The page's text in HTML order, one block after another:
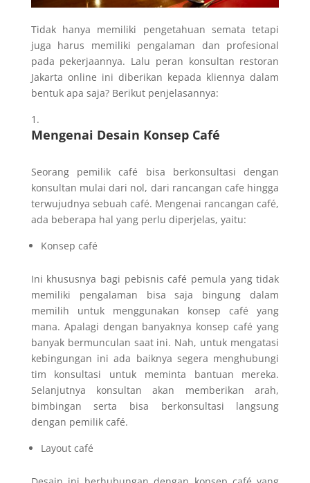
Tidak hanya memiliki pengetahuan semata tetapi
juga harus memiliki pengalaman dan profesional
pada pekerjaannya. Lalu peran konsultan restoran
Jakarta online ini diberikan kepada kliennya dalam
bentuk apa saja? Berikut penjelasannya:
Mengenai Desain Konsep Café
Seorang pemilik café bisa berkonsultasi dengan
konsultan mulai dari nol, dari rancangan cafe hingga
terwujudnya sebuah café. Mengenai rancangan café,
ada beberapa hal yang perlu diperjelas, yaitu:
Konsep café
Ini khususnya bagi pebisnis café pemula yang tidak
memiliki pengalaman bisa saja bingung dalam
memilih untuk menggunakan konsep café yang
mana. Apalagi dengan banyaknya konsep café yang
banyak bermunculan saat ini. Nah, untuk mengatasi
kebingungan ini ada baiknya segera menghubungi
tim konsultasi untuk meminta bantuan mereka.
Selanjutnya konsultan akan memberikan arah,
bimbingan serta bisa berkonsultasi langsung
dengan pemilik café.
Layout café